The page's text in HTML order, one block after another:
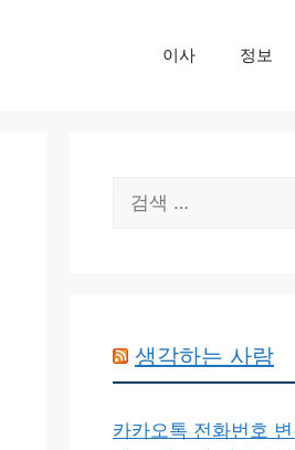
이사 정보
색:
생각하는 사람
카카오톡 전화번호